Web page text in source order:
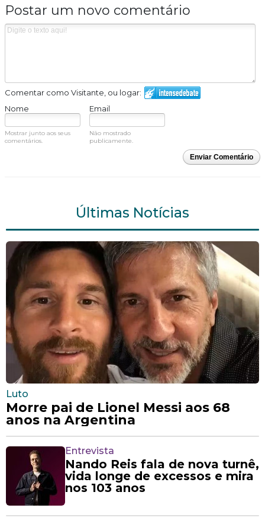
Postar um novo comentário
Comentar como Visitante, ou logar:
Nome
Email
Mostrar junto aos seus
comentários.
Não mostrado
publicamente.
Enviar Comentário
Últimas Notícias
Luto
Morre pai de Lionel Messi aos 68
anos na Argentina
Entrevista
Nando Reis fala de nova turnê,
vida longe de excessos e mira
nos 103 anos